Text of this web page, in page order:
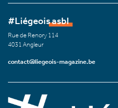
#Liégeois asbl
Rue de Renory 114
4031 Angleur
contact@liegeois-magazine.be